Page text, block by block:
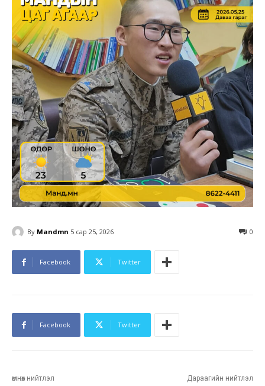
By Mandmn 5 сар 25, 2026 0
Facebook Twitter
Facebook Twitter
өмнөх нийтлэл Дараагийн нийтлэл